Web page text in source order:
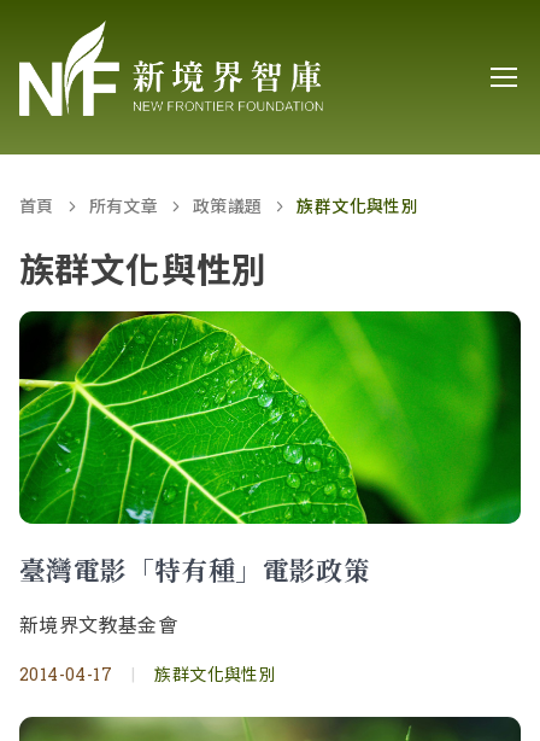
首頁 所有文章 政策議題 族群文化與性別
族群文化與性別
臺灣電影「特有種」電影政策
新境界文教基金會
2014-04-17 | 族群文化與性別